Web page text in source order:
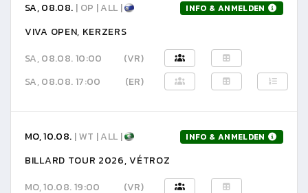
SA, 08.08. | OP | ALL | INFO & ANMELDEN
VIVA OPEN, KERZERS
SA, 08.08. 10:00
(VR)
SA, 08.08. 17:00
(ER)
MO, 10.08. | WT | ALL | INFO & ANMELDEN
BILLARD TOUR 2026, VÉTROZ
MO, 10.08. 19:00
(VR)